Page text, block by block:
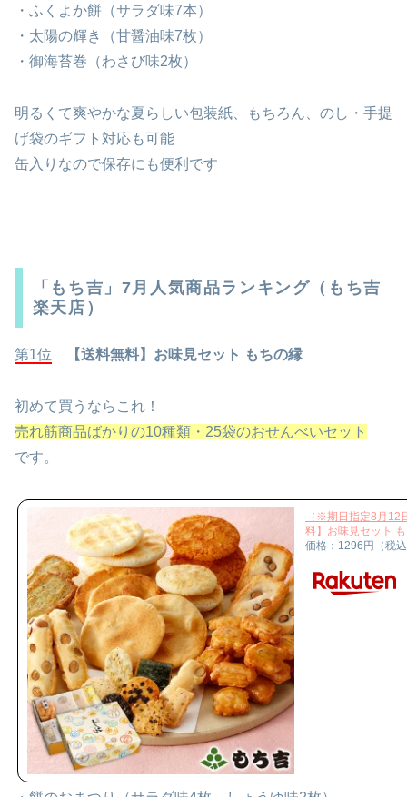
・ふくよか餅（サラダ味7本）
・太陽の輝き（甘醤油味7枚）
・御海苔巻（わさび味2枚）
明るくて爽やかな夏らしい包装紙、もちろん、のし・手提
げ袋のギフト対応も可能
缶入りなので保存にも便利です
「もち吉」7月人気商品ランキング（もち吉
楽天店）
第1位 【送料無料】お味見セット もちの縁
初めて買うならこれ！
売れ筋商品ばかりの10種類・25袋のおせんべいセット
です。
（※期日指定8月12
料】お味見セット
価格：1296円（税